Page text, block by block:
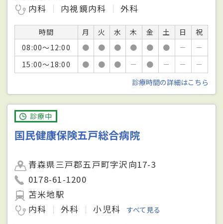
内科
内視鏡内科 外科
時間 月 火 水 木 金 土 日
祝
08:00～12:00
● ● ● ● ● ● －
－
15:00～18:00
● ● ● － ● － －
－
診療時間の詳細はこちら
診療中
国民健康保険五戸総合病院
青森県三戸郡五戸町字沢向17-3
0178-61-1200
苫米地駅
内科
外科 小児科 すべて見る